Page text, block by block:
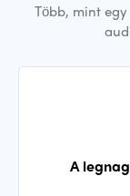
Több, mint
A